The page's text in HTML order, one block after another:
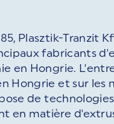
Plasztik-Tranzit
fabricants
en Hongrie.
Hongrie et sur les
de
en matière